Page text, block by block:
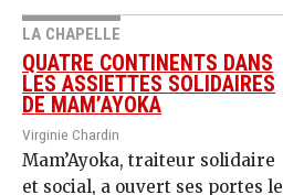
LA CHAPELLE
QUATRE CONTINENTS DANS
LES ASSIETTES SOLIDAIRES
DE MAM’AYOKA
Virginie Chardin
Mam’Ayoka, traiteur solidaire
et social, a ouvert ses portes le